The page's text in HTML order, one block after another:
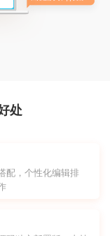
处
配，个性化编辑排